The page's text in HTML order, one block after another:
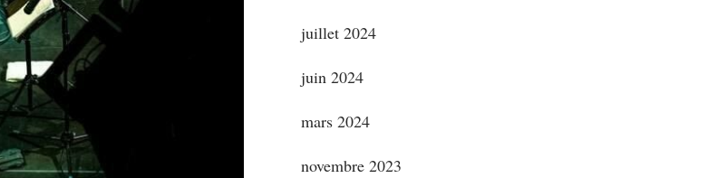
juillet 2024
juin 2024
mars 2024
novembre 2023